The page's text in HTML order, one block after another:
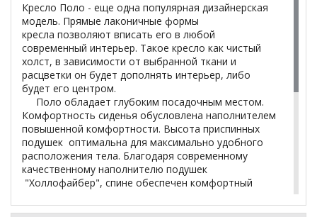
Кресло Поло - еще одна популярная дизайнерская
модель. Прямые лаконичные формы
кресла позволяют вписать его в любой
современный интерьер. Такое кресло как чистый
холст, в зависимости от выбранной ткани и
расцветки он будет дополнять интерьер, либо
будет его центром.
Поло обладает глубоким посадочным местом.
Комфортность сиденья обусловлена наполнителем
повышенной комфортности. Высота приспинных
подушек оптимальна для максимально удобного
расположения тела. Благодаря современному
качественному наполнителю подушек
"Холлофайбер", спине обеспечен комфортный
эффектом.